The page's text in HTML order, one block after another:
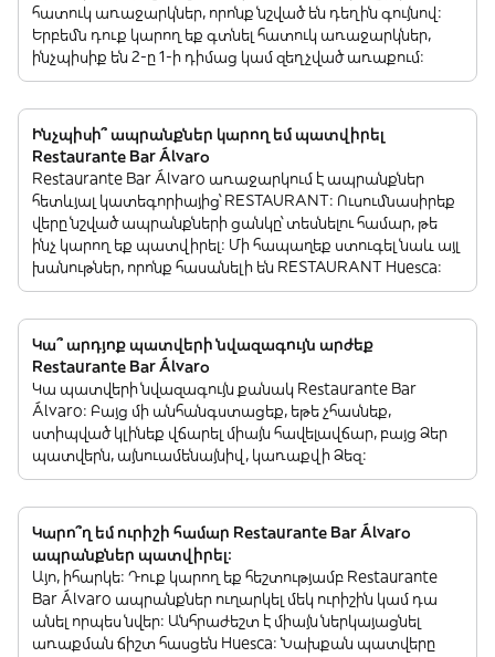
հատուկ առաջարկներ, որոնք նշված են դեղին գույնով:
Երբեմն դուք կարող եք գտնել հատուկ առաջարկներ,
ինչպիսիք են 2-ը 1-ի դիմաց կամ զեղչված առաքում:
Ինչպիսի՞ ապրանքներ կարող եմ պատվիրել
Restaurante Bar Álvaro
Restaurante Bar Álvaro առաջարկում է ապրանքներ
հետևյալ կատեգորիայից՝ RESTAURANT: Ուսումնասիրեք
վերը նշված ապրանքների ցանկը՝ տեսնելու համար, թե
ինչ կարող եք պատվիրել: Մի հապաղեք ստուգել նաև այլ
խանութներ, որոնք հասանելի են RESTAURANT Huesca:
Կա՞ արդյոք պատվերի նվազագույն արժեք
Restaurante Bar Álvaro
Կա պատվերի նվազագույն քանակ Restaurante Bar
Álvaro: Բայց մի անհանգստացեք, եթե չհասնեք,
ստիպված կլինեք վճարել միայն հավելավճար, բայց Ձեր
պատվերն, այնուամենայնիվ, կառաքվի Ձեզ:
Կարո՞ղ եմ ուրիշի համար Restaurante Bar Álvaro
ապրանքներ պատվիրել:
Այո, իհարկե: Դուք կարող եք հեշտությամբ Restaurante
Bar Álvaro ապրանքներ ուղարկել մեկ ուրիշին կամ դա
անել որպես նվեր: Անհրաժեշտ է միայն ներկայացնել
առաքման ճիշտ հասցեն Huesca: Նախքան պատվերը